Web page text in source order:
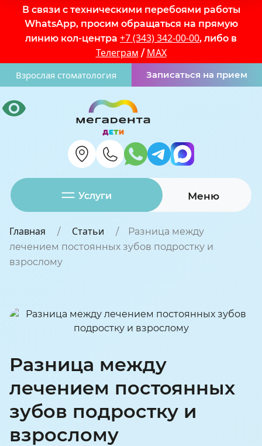
В связи с техническими перебоями работы
WhatsApp, просим обращаться на прямую
линию кол-центра +7 (343) 342-00-00, либо в
Телеграм / MAX
Взрослая стоматология Записаться на прием
Услуги Меню
Главная Статьи
Разница между
лечением постоянных зубов подростку и
взрослому
Разница между
лечением постоянных
зубов подростку и
взрослому